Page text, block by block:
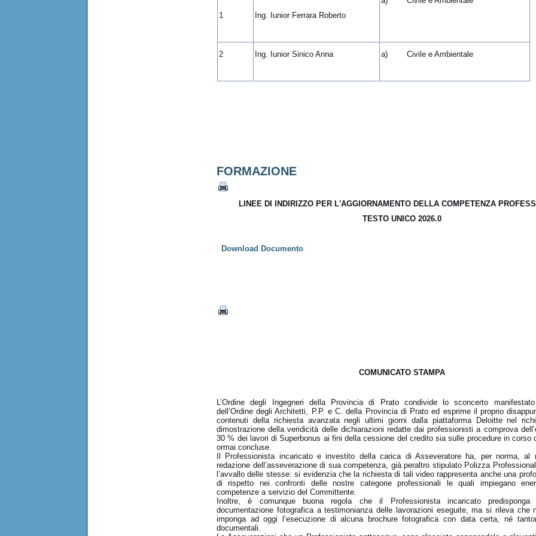
1 Ing. Iunior Ferrara Roberto
2 Ing. Iunior Sinico Anna a) Civile e Ambientale
FORMAZIONE
LINEE DI INDIRIZZO PER L'AGGIORNAMENTO DELLA COMPETENZA
TESTO UNICO 2026.0
Download Documento
COMUNICATO STAMPA
L’Ordine degli Ingegneri della Provincia di Prato condivide lo sconcerto
dell’Ordine degli Architetti, P.P. e C. della Provincia di Prato ed esprime il proprio
contenuti della richiesta avanzata negli ultimi giorni dalla piattaforma Deloitte nel
dimostrazione della veridicità delle dichiarazioni redatte dai professionisti a comprova
30 % dei lavori di Superbonus ai fini della cessione del credito sia sulle procedure in corso
ormai concluse.
Il Professionista incaricato e investito della carica di Asseveratore ha, per norma, al
redazione dell’asseverazione di sua competenza, già peraltro stipulato Polizza
l’avvallo delle stesse: si evidenzia che la richiesta di tali video rappresenta anche una
di rispetto nei confronti delle nostre categorie professionali le quali impiegano
competenze a servizio del Committente.
Inoltre, è comunque buona regola che il Professionista incaricato predisponga
documentazione fotografica a testimonianza delle lavorazioni eseguite, ma si rileva che
imponga ad oggi l’esecuzione di alcuna brochure fotografica con data certa, né
documentali.